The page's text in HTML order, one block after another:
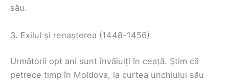
său.
3. Exilul și renașterea (1448-1456)
Următorii opt ani sunt învăluiți în ceață. Știm că
petrece timp în Moldova, la curtea unchiului său